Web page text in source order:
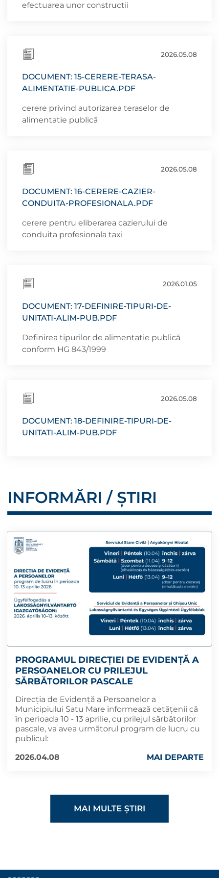
efectuarea unor constructii
2026.05.08
DOCUMENT: 15-CERERE-TERASA-
ALIMENTATIE-PUBLICA.PDF
cerere privind autorizarea teraselor de
alimentatie publică
2026.05.08
DOCUMENT: 16-CERERE-CAZIER-
CONDUITA-PROFESIONALA.PDF
cerere pentru eliberarea cazierului de
conduita profesionala taxi
2026.01.05
DOCUMENT: 17-DEFINIRE-TIPURI-DE-
UNITATI-ALIM-PUB.PDF
Definirea tipurilor de alimentatie publică
conform HG 843/1999
2026.05.08
DOCUMENT: 18-DEFINIRE-TIPURI-DE-
UNITATI-ALIM-PUB.PDF
INFORMĂRI / ȘTIRI
PROGRAMUL DIRECȚIEI DE EVIDENȚĂ A
PERSOANELOR CU PRILEJUL
SĂRBĂTORILOR PASCALE
Direcția de Evidență a Persoanelor a
Municipiului Satu Mare informează cetățenii că
în perioada 10 - 13 aprilie, cu prilejul sărbătorilor
pascale, va avea următorul program de lucru cu
publicul:
2026.04.08
MAI DEPARTE
MAI MULTE ȘTIRI